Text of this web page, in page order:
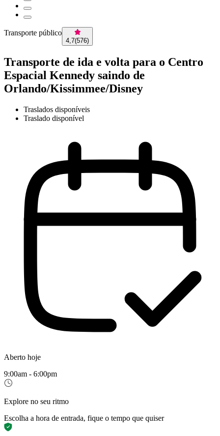
Transporte público
4,7(576)
Transporte de ida e volta para o Centro
Espacial Kennedy saindo de
Orlando/Kissimmee/Disney
Traslados disponíveis
Traslado disponível
Aberto hoje
9:00am - 6:00pm
Explore no seu ritmo
Escolha a hora de entrada, fique o tempo que quiser